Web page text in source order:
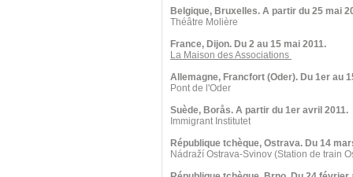
Belgique, Bruxelles. A partir du 25 mai
Théâtre Molière
France, Dijon. Du 2 au 15 mai 2011.
La Maison des Associations
Allemagne, Francfort (Oder). Du 1er au
Pont de l'Oder
Suède, Borås. A partir du 1er avril 2011.
Immigrant Institutet
République tchèque, Ostrava. Du 14
Nádraží Ostrava-Svinov (Station de train